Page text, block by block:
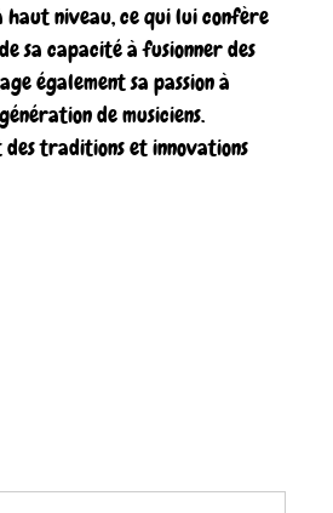
haut niveau, ce qui lui confère
sa capacité à fusionner des
également sa passion à
de musiciens.
des traditions et innovations